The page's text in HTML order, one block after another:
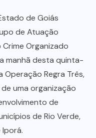
de Goiás
de Atuação
Organizado
manhã desta quinta-
Regra Três,
uma organização
de
de Rio Verde,
Iporá.